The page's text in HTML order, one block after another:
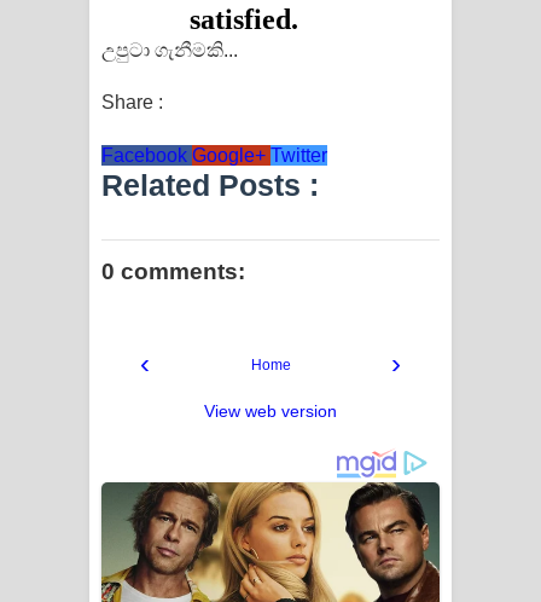
උපුටා ගැනීමකි...
Share :
Facebook Google+ Twitter
Related Posts :
0 comments:
‹ ›
Home
View web version